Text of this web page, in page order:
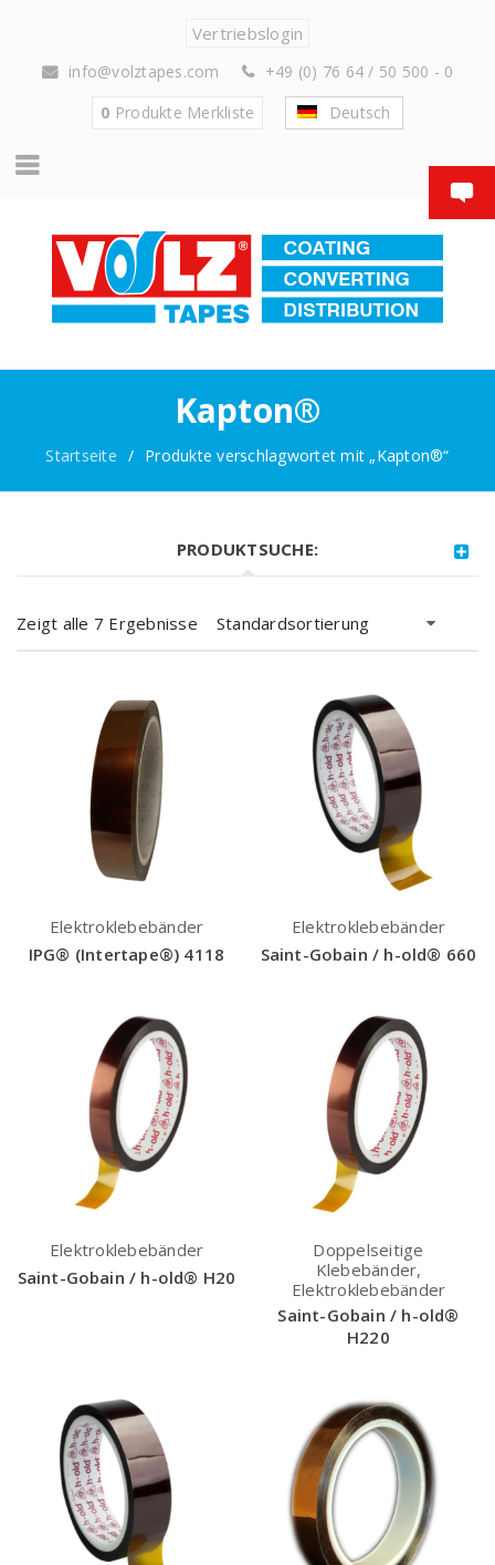
Vertriebslogin
info@volztapes.com
+49 (0) 76 64 / 50 500 - 0
0 Produkte Merkliste Deutsch
Kapton®
Startseite / Produkte verschlagwortet mit „Kapton®“
PRODUKTSUCHE:
Zeigt alle 7 Ergebnisse Standardsortierung
Elektroklebebänder
IPG® (Intertape®) 4118
Elektroklebebänder
Saint-Gobain / h-old® 660
Elektroklebebänder
Saint-Gobain / h-old® H20
Doppelseitige
Klebebänder,
Elektroklebebänder
Saint-Gobain / h-old®
H220